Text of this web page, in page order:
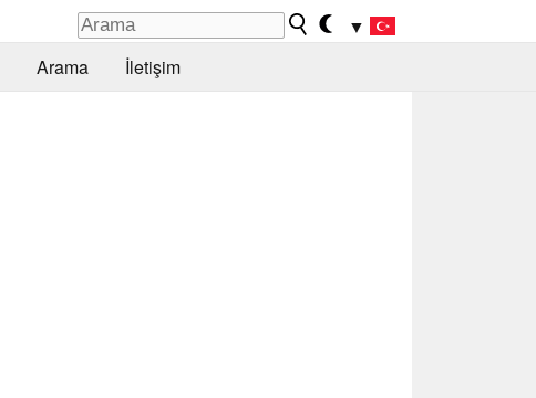
▼
Arama İletişim